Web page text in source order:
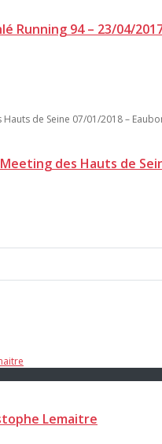
Running 94 – 23/04/
des Hauts de
Lemaitre